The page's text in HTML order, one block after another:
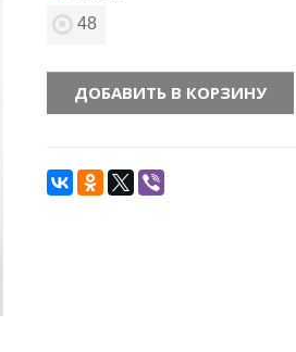
48
ДОБАВИТЬ В КОРЗИНУ